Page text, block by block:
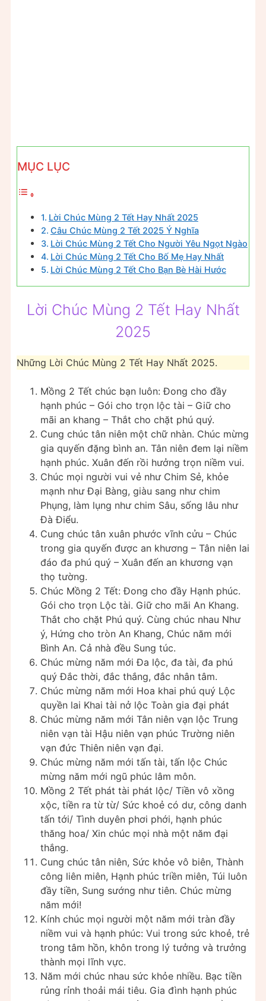
MỤC LỤC
Lời Chúc Mùng 2 Tết Hay Nhất 2025
Câu Chúc Mùng 2 Tết 2025 Ý Nghĩa
Lời Chúc Mùng 2 Tết Cho Người Yêu Ngọt Ngào
Lời Chúc Mùng 2 Tết Cho Bố Mẹ Hay Nhất
Lời Chúc Mùng 2 Tết Cho Bạn Bè Hài Hước
Lời Chúc Mùng 2 Tết Hay Nhất
2025
Những Lời Chúc Mùng 2 Tết Hay Nhất 2025.
Mồng 2 Tết chúc bạn luôn: Đong cho đầy
hạnh phúc – Gói cho trọn lộc tài – Giữ cho
mãi an khang – Thắt cho chặt phú quý.
Cung chúc tân niên một chữ nhàn. Chúc mừng
gia quyến đặng bình an. Tân niên đem lại niềm
hạnh phúc. Xuân đến rồi hưởng trọn niềm vui.
Chúc mọi người vui vẻ như Chim Sẻ, khỏe
mạnh như Đại Bàng, giàu sang như chim
Phụng, làm lụng như chim Sâu, sống lâu như
Đà Điểu.
Cung chúc tân xuân phước vĩnh cửu – Chúc
trong gia quyến được an khương – Tân niên lai
đáo đa phú quý – Xuân đến an khương vạn
thọ tường.
Chúc Mồng 2 Tết: Đong cho đầy Hạnh phúc.
Gói cho trọn Lộc tài. Giữ cho mãi An Khang.
Thắt cho chặt Phú quý. Cùng chúc nhau Như
ý, Hứng cho tròn An Khang, Chúc năm mới
Bình An. Cả nhà đều Sung túc.
Chúc mừng năm mới Đa lộc, đa tài, đa phú
quý Đắc thời, đắc thắng, đắc nhân tâm.
Chúc mừng năm mới Hoa khai phú quý Lộc
quyền lai Khai tài nở lộc Toàn gia đại phát
Chúc mừng năm mới Tân niên vạn lộc Trung
niên vạn tài Hậu niên vạn phúc Trường niên
vạn đức Thiên niên vạn đại.
Chúc mừng năm mới tấn tài, tấn lộc Chúc
mừng năm mới ngũ phúc lâm môn.
Mồng 2 Tết phát tài phát lộc/ Tiền vô xồng
xộc, tiền ra từ từ/ Sức khoẻ có dư, công danh
tấn tới/ Tình duyên phơi phới, hạnh phúc
thăng hoa/ Xin chúc mọi nhà một năm đại
thắng.
Cung chúc tân niên, Sức khỏe vô biên, Thành
công liên miên, Hạnh phúc triền miên, Túi luôn
đầy tiền, Sung sướng như tiên. Chúc mừng
năm mới!
Kính chúc mọi người một năm mới tràn đầy
niềm vui và hạnh phúc: Vui trong sức khoẻ, trẻ
trong tâm hồn, khôn trong lý tưởng và trưởng
thành mọi lĩnh vực.
Năm mới chúc nhau sức khỏe nhiều. Bạc tiền
rủng rỉnh thoải mái tiêu. Gia đình hạnh phúc